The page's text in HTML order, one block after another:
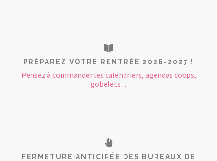
PRÉPAREZ VOTRE RENTRÉE 2026-2027 !
Pensez à commander les calendriers, agendas coops,
gobelets ...
FERMETURE ANTICIPÉE DES BUREAUX DE